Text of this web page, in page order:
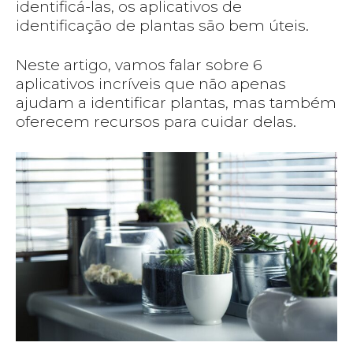
identificá-las, os aplicativos de
identificação de plantas são bem úteis.
Neste artigo, vamos falar sobre 6
aplicativos incríveis que não apenas
ajudam a identificar plantas, mas também
oferecem recursos para cuidar delas.